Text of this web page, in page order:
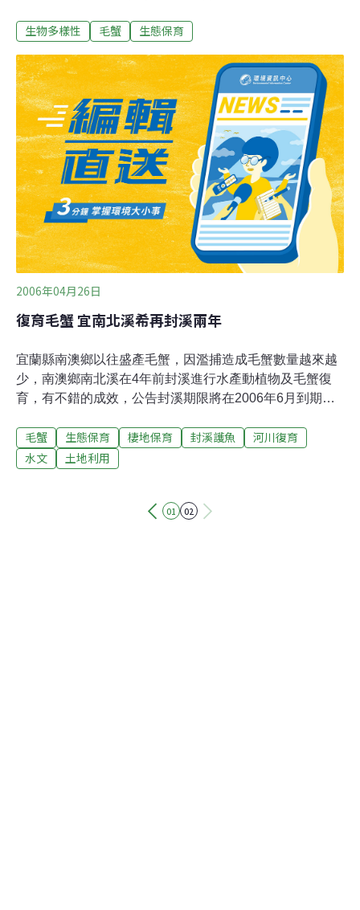
出海口產卵，藉著海水鹽度的催化，達成生命延續的使
人。每年7月到9月，是毛蟹的繁殖期，一隻母毛蟹可以產
下17萬隻豆蟹，估計現在出現在秀姑巒溪的豆蟹至少上百
萬隻，沿岸還可以看到白色的秀姑漱玉。
生物多樣性 毛蟹 生態保育
2006年04月26日
復育毛蟹 宜南北溪希再封溪兩年
宜蘭縣南澳鄉以往盛產毛蟹，因濫捕造成毛蟹數量越來越
少，南澳鄉南北溪在4年前封溪進行水產動植物及毛蟹復
育，有不錯的成效，公告封溪期限將在2006年6月到期，
育成果。宜蘭縣政府預訂在5月召開「研商宜蘭縣內溪流
水產資源保護及利用事宜」會議，將全面檢視宜蘭縣各轄
毛蟹 生態保育 棲地保育 封溪護魚
河川復育
水文
土地利用
01 02